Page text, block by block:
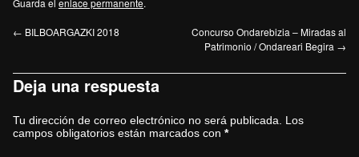
← BILBOARGAZKI 2018
Concurso Ondarebizia – Miradas al
Patrimonio / Ondareari Begira →
Deja una respuesta
Tu dirección de correo electrónico no será publicada.
Los
campos obligatorios están marcados con *